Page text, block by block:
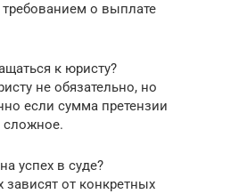
о выплате
к юристу?
не обязательно, но
если сумма претензии
сложное.
успех в суде?
от конкретных